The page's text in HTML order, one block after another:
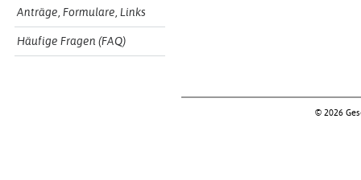
Anträge, Formulare, Links
Häufige Fragen (FAQ)
© 2026